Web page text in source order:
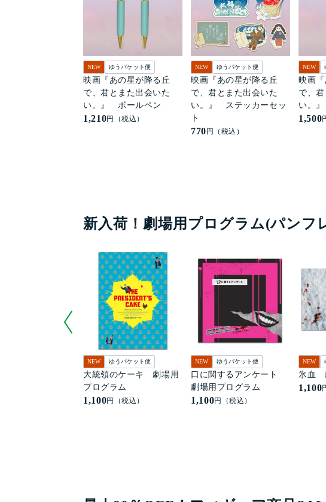
NEW ゆうパケット便
映画『あの星が降る丘
で、君とまた出会いた
い。』 ボールペン
1,210円（税込）
NEW ゆうパケット便
映画『あの星が降る丘
で、君とまた出会いた
い。』 ステッカーセッ
ト
770円（税込）
NEW
映画
で、
い。
1,500
新入荷！劇場用プログラム(パンフ
NEW ゆうパケット便
大統領のケーキ 劇場用
プログラム
1,100円（税込）
NEW ゆうパケット便
口に関するアンケート
劇場用プログラム
1,100円（税込）
NEW
氷血
1,100